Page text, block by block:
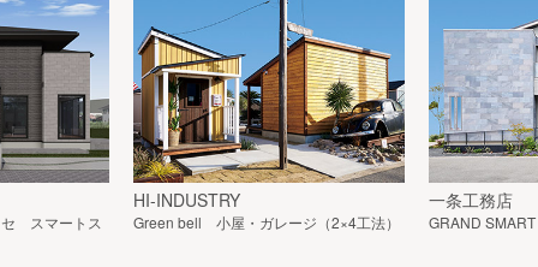
セ スマートス
HI-INDUSTRY
Green bell 小屋・ガレージ（2×4工法）
一条工務店
GRAND SMART